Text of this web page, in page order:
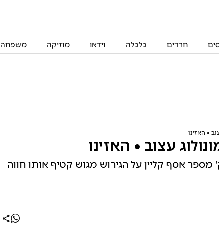
חרדים כלכלה וידאו מוזיקה משפחה
מספר אסף קליין על הגירוש מגוש קטיף אותו חווה